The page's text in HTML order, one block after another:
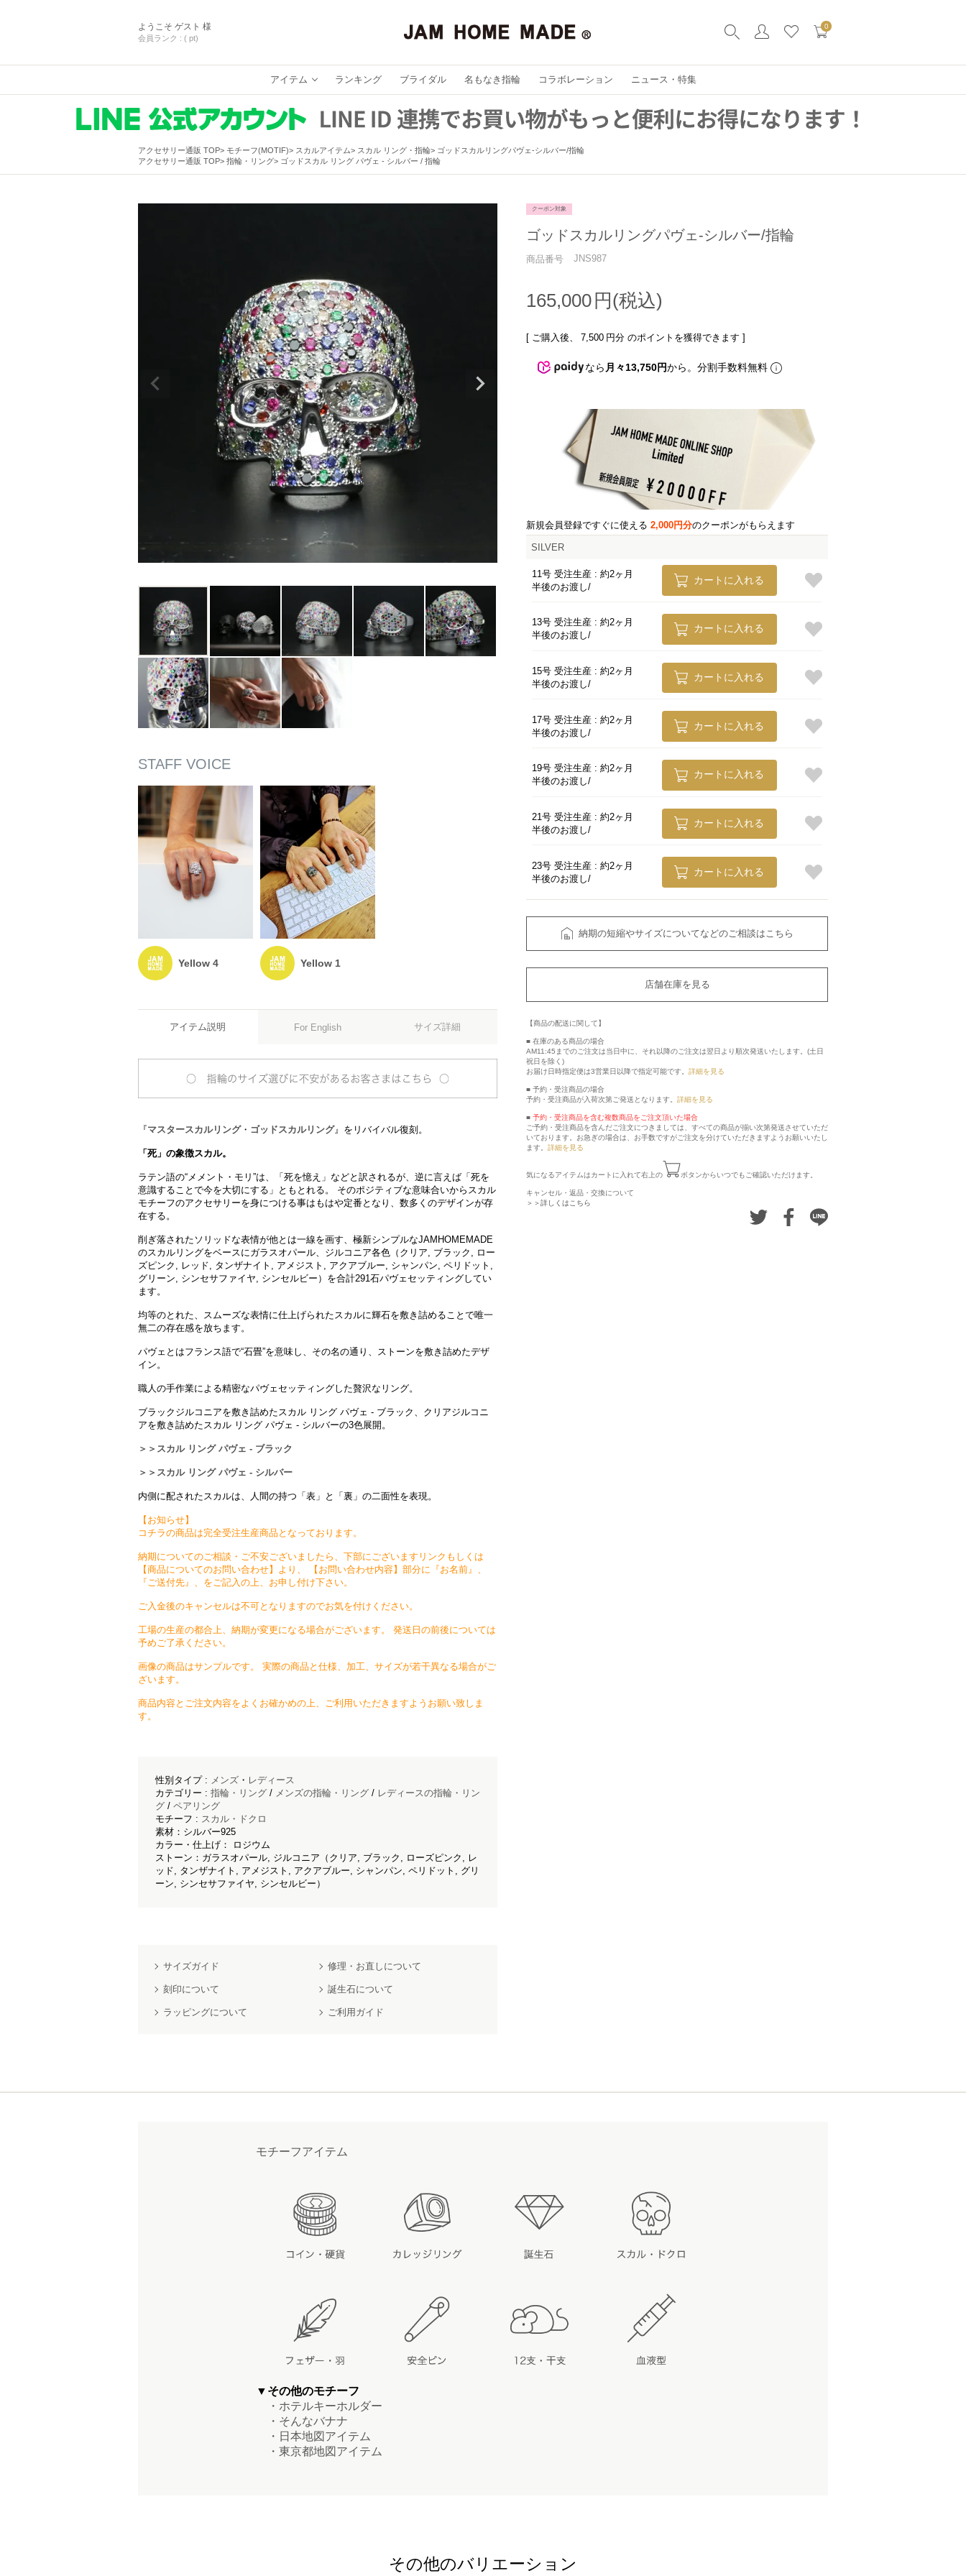
ようこそ ゲスト 様
会員ランク : ( pt)
0
アイテム ランキング ブライダル 名もなき指輪 コラボレーション ニュース・特集
アクセサリー通販 TOP モチーフ(MOTIF) スカルアイテム スカル リング・指輪
ゴッドスカルリングパヴェ-シルバー/指輪
アクセサリー通販 TOP
指輪・リング ゴッドスカル リング パヴェ - シルバー / 指輪
Yellow 4 Yellow 1
アイテム説明 For English サイズ詳細
『マスタースカルリング・ ゴッドスカルリング』をリバイバル復刻。
「死」の象徴スカル。
ラテン語の“メメント・モリ”は、「死を憶え」などと訳されるが、逆に言えば「死を
意識することで今を大切にする」ともとれる。 そのポジティブな意味合いからスカル
モチーフのアクセサリーを身につける事はもはや定番となり、数多くのデザインが存
在する。
削ぎ落されたソリッドな表情が他とは一線を画す、極新シンプルなJAMHOMEMADE
のスカルリングをベースにガラスオパール、ジルコニア各色（クリア, ブラック, ロー
ズピンク, レッド, タンザナイト, アメジスト, アクアブルー, シャンパン, ペリドット,
グリーン, シンセサファイヤ, シンセルビー）を合計291石パヴェセッティングしてい
ます。
均等のとれた、スムーズな表情に仕上げられたスカルに輝石を敷き詰めることで唯一
無二の存在感を放ちます。
パヴェとはフランス語で“石畳”を意味し、その名の通り、ストーンを敷き詰めたデザ
イン。
職人の手作業による精密なパヴェセッティングした贅沢なリング。
ブラックジルコニアを敷き詰めたスカル リング パヴェ - ブラック、クリアジルコニ
アを敷き詰めたスカル リング パヴェ - シルバーの3色展開。
＞＞スカル リング パヴェ - ブラック
＞＞スカル リング パヴェ - シルバー
内側に配されたスカルは、人間の持つ「表」と「裏」の二面性を表現。
【お知らせ】
コチラの商品は完全受注生産商品となっております。
納期についてのご相談・ご不安ございましたら、下部にございますリンクもしくは
【商品についてのお問い合わせ】より、 【お問い合わせ内容】部分に『お名前』、
『ご送付先』、をご記入の上、お申し付け下さい。
ご入金後のキャンセルは不可となりますのでお気を付けください。
工場の生産の都合上、納期が変更になる場合がございます。 発送日の前後については
予めご了承ください。
画像の商品はサンプルです。 実際の商品と仕様、加工、サイズが若干異なる場合がご
ざいます。
商品内容とご注文内容をよくお確かめの上、ご利用いただきますようお願い致しま
す。
性別タイプ : メンズ ・ レディース
カテゴリー : 指輪・リング / メンズの指輪・リング / レディースの指輪・リン
グ / ペアリング
モチーフ : スカル・ドクロ
素材：シルバー925
カラー・仕上げ： ロジウム
ストーン：ガラスオパール, ジルコニア（クリア, ブラック, ローズピンク, レ
ッド, タンザナイト, アメジスト, アクアブルー, シャンパン, ペリドット, グリ
ーン, シンセサファイヤ, シンセルビー）
サイズガイド 修理・お直しについて
刻印について 誕生石について
ラッピングについて ご利用ガイド
クーポン対象
ゴッドスカルリングパヴェ-シルバー/指輪
商品番号 JNS987
165,000
[ ご購入後、 7,500 円分 のポイントを獲得できます ]
なら 月々13,750円から。分割手数料無料
新規会員登録ですぐに使える 2,000円分のクーポンがもらえます
SILVER
11号 受注生産 : 約2ヶ月
半後のお渡し
カートに入れる
13号 受注生産 : 約2ヶ月
半後のお渡し
カートに入れる
15号 受注生産 : 約2ヶ月
半後のお渡し
カートに入れる
17号 受注生産 : 約2ヶ月
半後のお渡し
カートに入れる
19号 受注生産 : 約2ヶ月
半後のお渡し
カートに入れる
21号 受注生産 : 約2ヶ月
半後のお渡し
カートに入れる
23号 受注生産 : 約2ヶ月
半後のお渡し
カートに入れる
納期の短縮やサイズについてなどのご相談はこちら
店舗在庫を見る
【商品の配送に関して】
■ 在庫のある商品の場合
AM11:45までのご注文は当日中に、それ以降のご注文は翌日より順次発送いたします。(土日
祝日を除く)
お届け日時指定便は3営業日以降で指定可能です。 詳細を見る
■ 予約・受注商品の場合
予約・受注商品が入荷次第ご発送となります。 詳細を見る
■ 予約・受注商品を含む複数商品をご注文頂いた場合
ご予約・受注商品を含んだご注文につきましては、すべての商品が揃い次第発送させていただ
いております。お急ぎの場合は、お手数ですがご注文を分けていただきますようお願いいたし
ます。 詳細を見る
気になるアイテムはカートに入れて右上の ボタンからいつでもご確認いただけます。
キャンセル・返品・交換について
＞＞詳しくはこちら
モチーフアイテム
▼その他のモチーフ
・ホテルキーホルダー
・そんなバナナ
・日本地図アイテム
・東京都地図アイテム
その他のバリエーション